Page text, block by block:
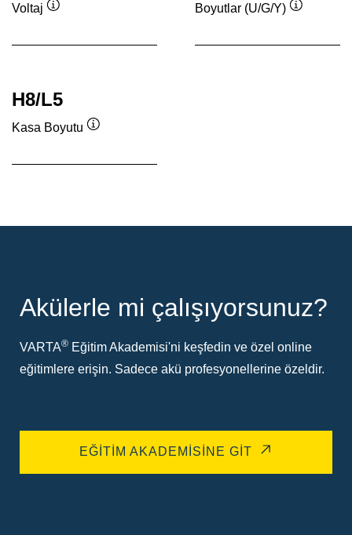
Voltaj
Boyutlar (U/G/Y)
H8/L5
Kasa Boyutu
Akülerle mi çalışıyorsunuz?
VARTA® Eğitim Akademisi'ni keşfedin ve özel online
eğitimlere erişin. Sadece akü profesyonellerine özeldir.
EĞITIM AKADEMISINE GIT